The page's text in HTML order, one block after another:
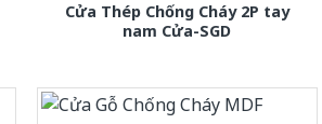
Cửa Thép Chống Cháy 2P tay
nam Cửa-SGD